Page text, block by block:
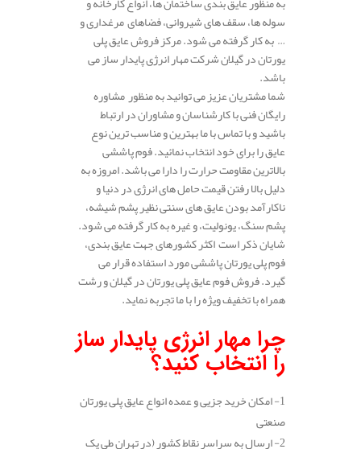
سوله ها، سقف های شیروانی، فضاهای مرغداری و
… به کار گرفته می شود. مرکز فروش عایق پلی
یورتان در گیلان شرکت مهار انرژی پایدار ساز می
باشد.
شما مشتریان عزیز می توانید به منظور مشاوره
رایگان فنی با کارشناسان و مشاوران در ارتباط
باشید و با تماس با ما بهترین و مناسب ترین نوع
عایق را برای خود انتخاب نمائید. فوم پاششی
بالاترین مقاومت حرارت را دارا می باشد. امروزه به
دلیل بالا رفتن قیمت حامل های انرژی در دنیا و
ناکارآمد بودن عایق های سنتی نظیر پشم شیشه،
پشم سنگ، یونولیت، و غیره به کار گرفته می شود.
شایان ذکر است اکثر کشورهای جهت عایق بندی،
فوم پلی یورتان پاششی مورد استفاده قرار می
گیرد. فروش فوم عایق پلی یورتان در گیلان و رشت
همراه با تخفیف ویژه را با ما تجربه نماید.
چرا مهار انرژی پایدار ساز
را انتخاب کنید؟
1- امکان خرید جزیی و عمده انواع عایق پلی یورتان
صنعتی
2- ارسال به سراسر نقاط کشور (در تهران طی یک